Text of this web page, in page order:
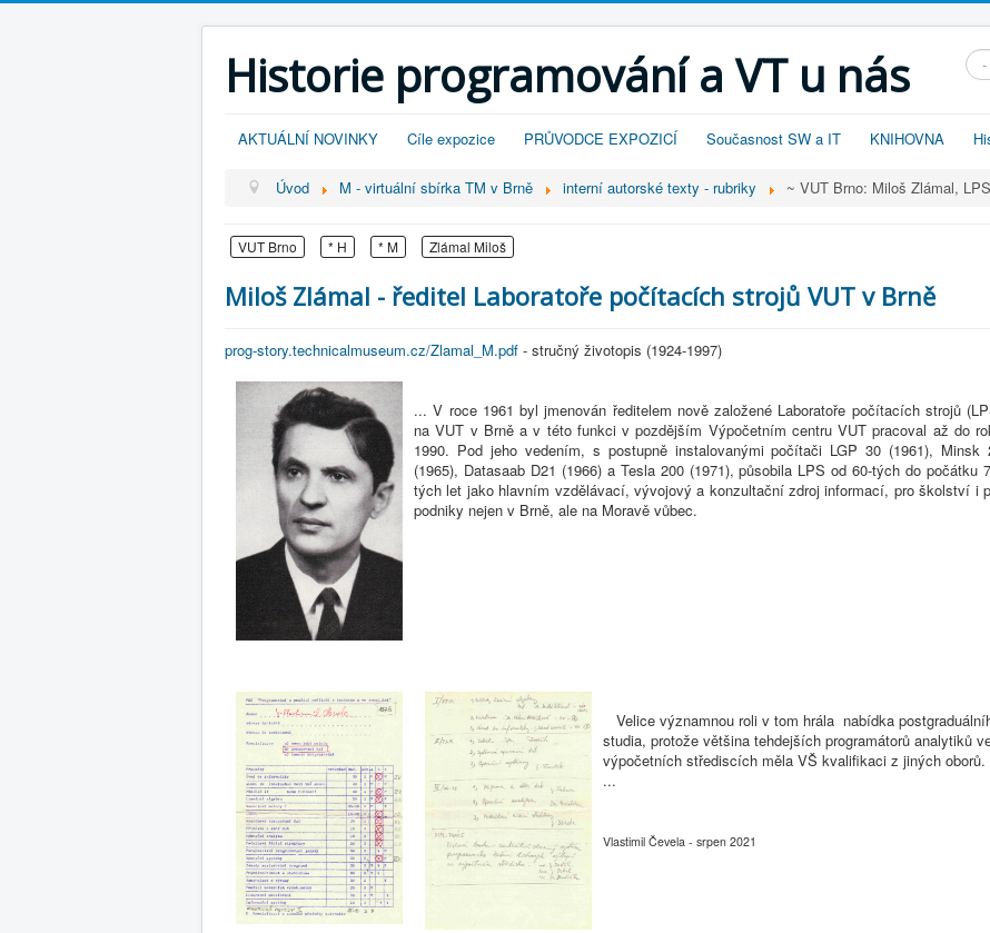
Historie programování a VT u nás
AKTUÁLNÍ NOVINKY Cíle expozice PRŮVODCE EXPOZICÍ Současnost SW a IT KNIHOVNA
Úvod M - virtuální sbírka TM v Brně interní autorské texty - rubriky ~ VUT Brno: Miloš Zlámal,
VUT Brno * H * M Zlámal Miloš
Miloš Zlámal - ředitel Laboratoře počítacích strojů VUT v Brně
prog-story.technicalmuseum.cz/Zlamal_M.pdf - stručný životopis (1924-1997)
... V roce 1961 byl jmenován ředitelem nově založené Laboratoře počítacích strojů
na VUT v Brně a v této funkci v pozdějším Výpočetním centru VUT pracoval až do
1990. Pod jeho vedením, s postupně instalovanými počítači LGP 30 (1961), Minsk
(1965), Datasaab D21 (1966) a Tesla 200 (1971), působila LPS od 60-tých do počátku
tých let jako hlavním vzdělávací, vývojový a konzultační zdroj informací, pro školství i
podniky nejen v Brně, ale na Moravě vůbec.
Velice významnou roli v tom hrála nabídka
studia, protože většina tehdejších programátorů analytiků
výpočetních střediscích měla VŠ kvalifikaci z jiných oborů.
...
Vlastimil Čevela - srpen 2021